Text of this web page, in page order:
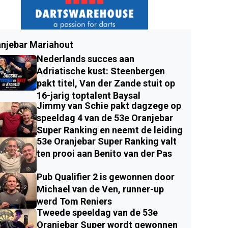
Mariahout
Nederlands succes aan
Adriatische kust: Steenbergen
pakt titel, Van der Zande stuit op
16-jarig toptalent Baysal
Jimmy van Schie pakt dagzege op
speeldag 4 van de 53e Oranjebar
Super Ranking en neemt de leiding
53e Oranjebar Super Ranking valt
ten prooi aan Benito van der Pas
Pub Qualifier 2 is gewonnen door
Michael van de Ven, runner-up
werd Tom Reniers
Tweede speeldag van de 53e
Oranjebar Super wordt gewonnen